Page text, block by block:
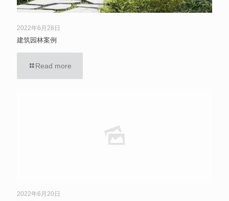
2022年6月28日
建筑园林案例
Read more
2022年6月20日